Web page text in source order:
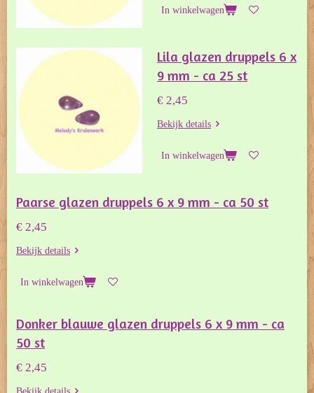
In winkelwagen
Lila glazen druppels 6 x
9 mm - ca 25 st
€ 2,45
Bekijk details
In winkelwagen
Paarse glazen druppels 6 x 9 mm - ca 50 st
€ 2,45
Bekijk details
In winkelwagen
Donker blauwe glazen druppels 6 x 9 mm - ca
50 st
€ 2,45